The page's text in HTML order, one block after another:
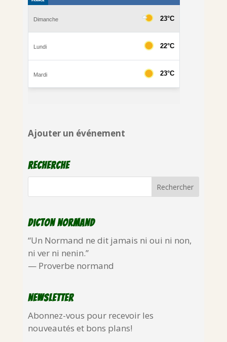
Ajouter un événement
Recherche
Dicton normand
“Un Normand ne dit jamais ni oui ni non,
ni ver ni nenin.”
— Proverbe normand
Newsletter
Abonnez-vous pour recevoir les
nouveautés et bons plans!